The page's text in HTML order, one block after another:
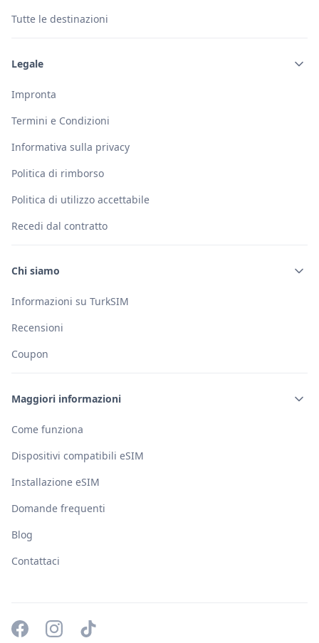
Tutte le destinazioni
Legale
Impronta
Termini e Condizioni
Informativa sulla privacy
Politica di rimborso
Politica di utilizzo accettabile
Recedi dal contratto
Chi siamo
Informazioni su TurkSIM
Recensioni
Coupon
Maggiori informazioni
Come funziona
Dispositivi compatibili eSIM
Installazione eSIM
Domande frequenti
Blog
Contattaci